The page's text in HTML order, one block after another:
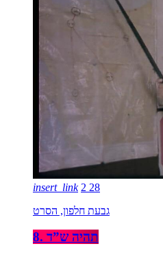
insert_link 2 28
גבעת חלפון, הסרט
8. תהיה ש”ד